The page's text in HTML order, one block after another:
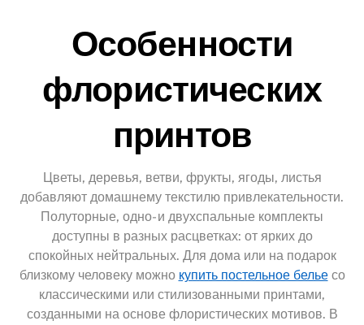
Особенности
флористических
принтов
Цветы, деревья, ветви, фрукты, ягоды, листья
добавляют домашнему текстилю привлекательности.
Полуторные, одно- и двухспальные комплекты
доступны в разных расцветках: от ярких до
спокойных нейтральных. Для дома или на подарок
близкому человеку можно купить постельное бельесо
классическими или стилизованными принтами,
созданными на основе флористических мотивов. В